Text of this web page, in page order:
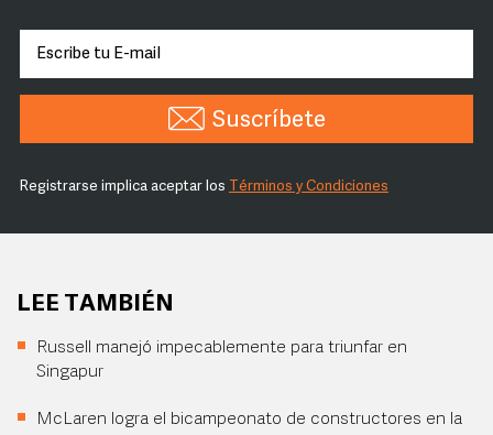
Suscríbete
Registrarse implica aceptar los Términos y Condiciones
LEE TAMBIÉN
Russell manejó impecablemente para triunfar en
Singapur
McLaren logra el bicampeonato de constructores en la